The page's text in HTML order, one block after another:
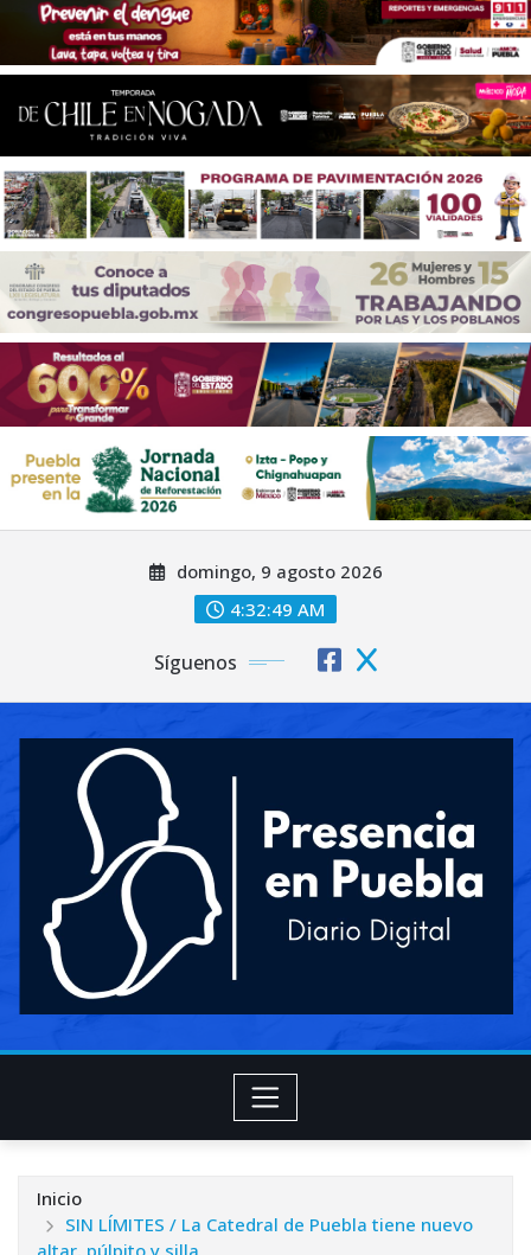
domingo, 9 agosto 2026
4:32:52 AM
Síguenos
Inicio
SIN LÍMITES / La Catedral de Puebla tiene nuevo
altar, púlpito y silla